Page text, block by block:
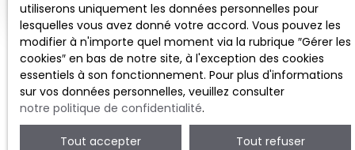
utiliserons uniquement les données personnelles pour
lesquelles vous avez donné votre accord. Vous pouvez les
modifier à n'importe quel moment via la rubrique ″Gérer les
cookies″ en bas de notre site, à l'exception des cookies
essentiels à son fonctionnement. Pour plus d'informations
sur vos données personnelles, veuillez consulter
notre politique de confidentialité.
Tout accepter Tout refuser